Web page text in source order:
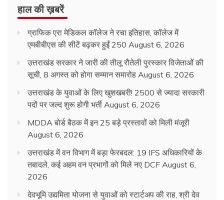
हाल की ख़बरें
ग्राफिक एरा मेडिकल कॉलेज ने रचा इतिहास, कॉलेज में
एमबीबीएस की सीटें बढ़कर हुईं 250 August 6, 2026
उत्तराखंड सरकार ने जारी की तीलू रौतेली पुरस्कार विजेताओं की
सूची, 8 अगस्त को होगा सम्मान समारोह August 6, 2026
उत्तराखंड के युवाओं के लिए खुशखबरी! 2500 से ज्यादा सरकारी
पदों पर जल्द शुरू होगी भर्ती August 6, 2026
MDDA बोर्ड बैठक में इन 25 बड़े प्रस्तावों को मिली मंजूरी
August 6, 2026
उत्तराखंड में वन विभाग में बड़ा फेरबदल: 19 IFS अधिकारियों के
तबादले, कई अहम वन प्रभागों को मिले नए DCF August 6,
2026
देवभूमि उद्यमिता योजना से युवाओं को स्टार्टअप की राह, श्री देव